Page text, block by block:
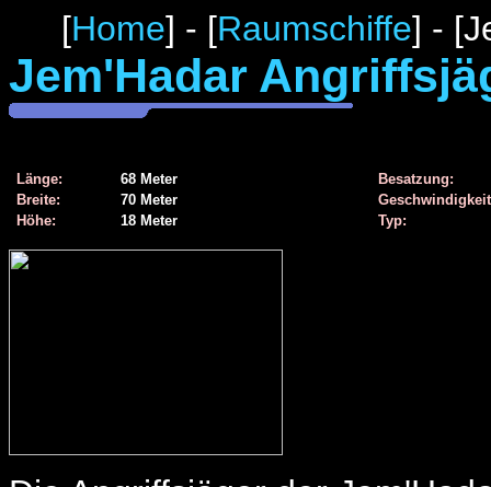
[Home] - [Raumschiffe] -
Jem'Hadar
Länge: 68 Meter
Besatzung:
Breite:
70 Meter
Höhe:
18 Meter Typ: